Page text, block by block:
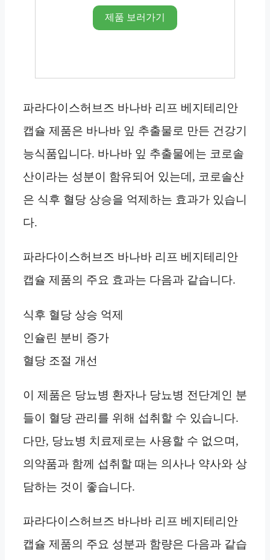
제품 보러가기
파라다이스허브즈 바나바 리프 베지테리안
캡슐 제품은 바나바 잎 추출물로 만든 건강기
능식품입니다. 바나바 잎 추출물에는 코로솔
산이라는 성분이 함유되어 있는데, 코로솔산
은 식후 혈당 상승을 억제하는 효과가 있습니
다.
파라다이스허브즈 바나바 리프 베지테리안
캡슐 제품의 주요 효과는 다음과 같습니다.
식후 혈당 상승 억제
인슐린 분비 증가
혈당 조절 개선
이 제품은 당뇨병 환자나 당뇨병 전단계인 분
들이 혈당 관리를 위해 섭취할 수 있습니다.
다만, 당뇨병 치료제로는 사용할 수 없으며,
의약품과 함께 섭취할 때는 의사나 약사와 상
담하는 것이 좋습니다.
파라다이스허브즈 바나바 리프 베지테리안
캡슐 제품의 주요 성분과 함량은 다음과 같습